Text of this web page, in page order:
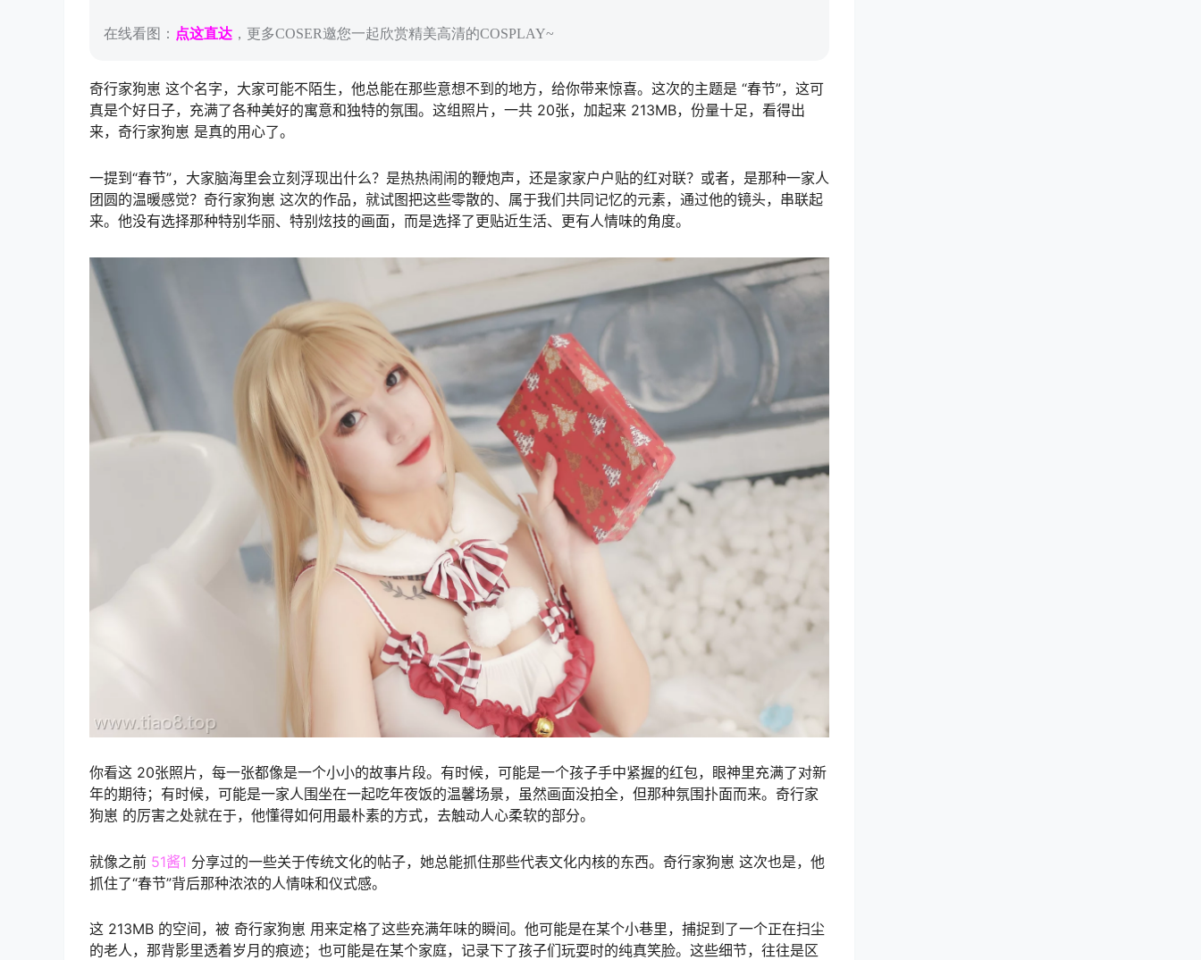
在线看图： 点这直达 ，更多COSER邀您一起欣赏精美高清的COSPLAY~
奇行家狗崽 这个名字，大家可能不陌生，他总能在那些意想不到的地方，给你带来惊喜。这次的主题是 “春节”，这可
真是个好日子，充满了各种美好的寓意和独特的氛围。这组照片，一共 20张，加起来 213MB，份量十足，看得出
来，奇行家狗崽 是真的用心了。
一提到“春节”，大家脑海里会立刻浮现出什么？是热热闹闹的鞭炮声，还是家家户户贴的红对联？或者，是那种一家人
团圆的温暖感觉？奇行家狗崽 这次的作品，就试图把这些零散的、属于我们共同记忆的元素，通过他的镜头，串联起
来。他没有选择那种特别华丽、特别炫技的画面，而是选择了更贴近生活、更有人情味的角度。
你看这 20张照片，每一张都像是一个小小的故事片段。有时候，可能是一个孩子手中紧握的红包，眼神里充满了对新
年的期待；有时候，可能是一家人围坐在一起吃年夜饭的温馨场景，虽然画面没拍全，但那种氛围扑面而来。奇行家
狗崽 的厉害之处就在于，他懂得如何用最朴素的方式，去触动人心柔软的部分。
就像之前 51酱1 分享过的一些关于传统文化的帖子，她总能抓住那些代表文化内核的东西。奇行家狗崽 这次也是，他
抓住了“春节”背后那种浓浓的人情味和仪式感。
这 213MB 的空间，被 奇行家狗崽 用来定格了这些充满年味的瞬间。他可能是在某个小巷里，捕捉到了一个正在扫尘
的老人，那背影里透着岁月的痕迹；也可能是在某个家庭，记录下了孩子们玩耍时的纯真笑脸。这些细节，往往是区